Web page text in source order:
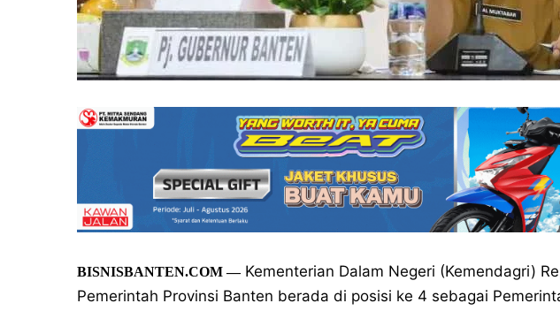
BISNISBANTEN.COM —Kementerian Dalam Negeri (Kemendagri)
Pemerintah Provinsi Banten berada di posisi ke 4 sebagai